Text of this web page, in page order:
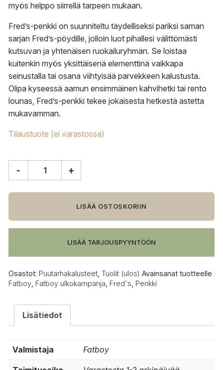
myös helppo siirrellä tarpeen mukaan.
Fred’s-penkki on suunniteltu täydelliseksi pariksi saman
sarjan Fred’s-pöydille, jolloin luot pihallesi välittömästi
kutsuvan ja yhtenäisen ruokailuryhmän. Se loistaa
kuitenkin myös yksittäisenä elementtinä vaikkapa
seinustalla tai osana viihtyisää parvekkeen kalustusta.
Olipa kyseessä aamun ensimmäinen kahvihetki tai rento
lounas, Fred’s-penkki tekee jokaisesta hetkestä astetta
mukavamman.
Tilaustuote (ei varastossa)
penkki,
vihreä
määrä
- +
LISÄÄ OSTOSKORIIN
LISÄÄ TARJOUSPYYNTÖÖN
Osastot: Puutarhakalusteet Tuolit (ulos) Avainsanat tuotteelle
Fatboy Fatboy ulkokampanja Fred's Penkki
Lisätiedot
Valmistaja Fatboy